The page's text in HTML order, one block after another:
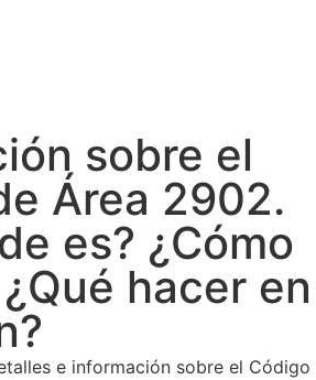
sobre el
Área 2902.
es? ¿Cómo
hacer en
e información sobre el Código